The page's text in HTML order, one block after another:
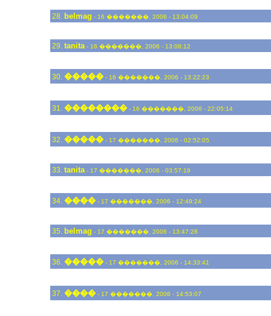
28. belmag - 16 �������, 2006 - 13:04:09
29. tanita- 16 �������, 2006 - 13:08:12
30. �����- 16 �������, 2006 - 13:22:23
31. ��������- 16 �������, 2006 - 22:05:14
32. �����- 17 �������, 2006 - 02:52:05
33. tanita- 17 �������, 2006 - 03:57:19
34. ����- 17 �������, 2006 - 12:49:24
35. belmag - 17 �������, 2006 - 13:47:28
36. �����- 17 �������, 2006 - 14:33:41
37. ����- 17 �������, 2006 - 14:53:07